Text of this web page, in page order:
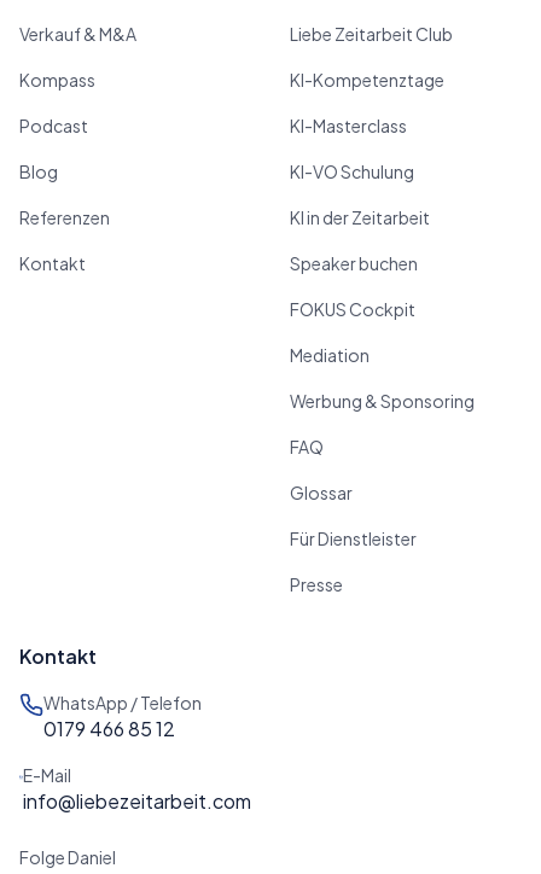
Verkauf & M&A
Kompass
Podcast
Blog
Referenzen
Kontakt
Liebe Zeitarbeit Club
KI-Kompetenztage
KI-Masterclass
KI-VO Schulung
KI in der Zeitarbeit
Speaker buchen
FOKUS Cockpit
Mediation
Werbung & Sponsoring
FAQ
Glossar
Für Dienstleister
Presse
Kontakt
WhatsApp / Telefon
0179 466 85 12
E-Mail
info@liebezeitarbeit.com
Folge Daniel